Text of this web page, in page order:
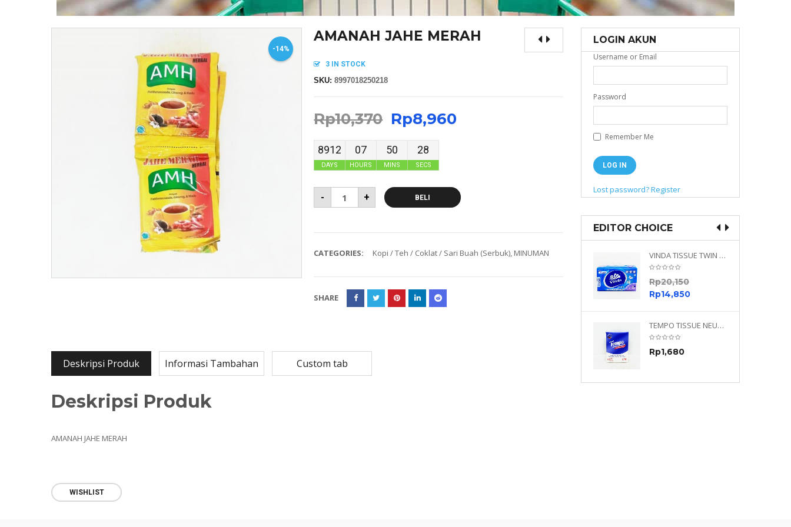
-14%
AMANAH JAHE MERAH
3 IN STOCK
SKU:8997018250218
Rp10,370 Rp8,960
8912
DAYS
07
HOURS
50
MINS
27
SECS
- + BELI
CATEGORIES: Kopi / Teh / Coklat / Sari Buah (Serbuk), MINUMAN
SHARE
Deskripsi Produk Informasi Tambahan Custom tab
Deskripsi Produk
AMANAH JAHE MERAH
WISHLIST
LOGIN AKUN
Username or Email
Password
Remember Me
Lost password?Register
EDITOR CHOICE
MASKER SENSI HEADLOOP WANITA
Rp
87,024
Rp93,850
VINDA TISSUE TWIN PACK 2 X 330 S
Rp20,150
Rp14,850
TEMPO TISSUE NEUTRAL PETIT 4PLY
Rp1,680